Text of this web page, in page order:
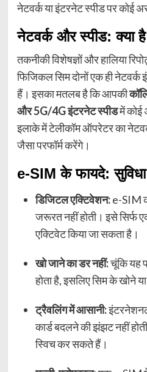
नेटवर्क या इंटरनेट स्पीड पर कोई
नेटवर्क और स्पीड: क्या
तकनीकी विशेषज्ञों और हालिया
फिजिकल सिम दोनों एक ही
हैं। इसका मतलब है कि आपकी
और 5G/4G इंटरनेट स्पीडमें कोई
इलाके में टेलीकॉम ऑपरेटर का
जैसा परफॉर्म करेंगे।
e-SIM के फायदे: सुविधा
डिजिटल एक्टिवेशन:e-SIM
जरूरत नहीं होती। इसे
एक्टिवेट किया जा सकता है।
खो जाने का डर नहीं:चूंकि यह
होता है, इसलिए सिम के खोने
ट्रैवलिंग में आसानी:
कार्ड बदलने की झंझट नहीं
स्विच कर सकते हैं।